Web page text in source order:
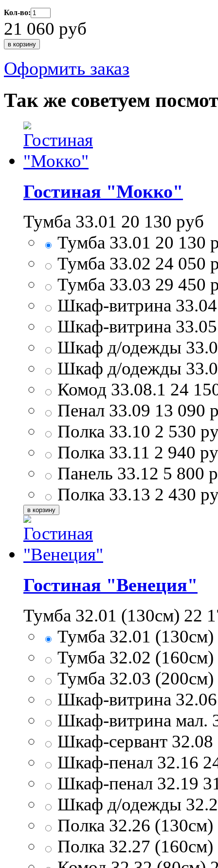
Кол-во:
21 060 руб
Оформить заказ
Так же советуем
Гостиная "Мокко"
Тумба 33.01 20 130 руб
Тумба 33.01 20 130
Тумба 33.02 24 050
Тумба 33.03 29 450
Шкаф-витрина 33.04
Шкаф-витрина 33.05
Шкаф д/одежды
Шкаф д/одежды
Комод 33.08.1 24
Пенал 33.09 13 090
Полка 33.10 2 530
Полка 33.11 2 940
Панель 33.12 5 800
Полка 33.13 2 430
Гостиная "Венеция"
Тумба 32.01 (130см) 22
Тумба 32.01 (130см)
Тумба 32.02 (160см)
Тумба 32.03 (200см)
Шкаф-витрина 32.06
Шкаф-витрина мал.
Шкаф-сервант 32.08
Шкаф-пенал 32.16
Шкаф-пенал 32.19
Шкаф д/одежды
Полка 32.26 (130см)
Полка 32.27 (160см)